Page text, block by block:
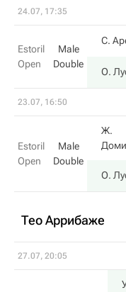
24.07, 17:35
Estoril
Open
Male
Double
С.
О.
23.07, 16:50
Estoril
Open
Male
Double
Ж.
О.
Тео Аррибаже
27.07, 20:05